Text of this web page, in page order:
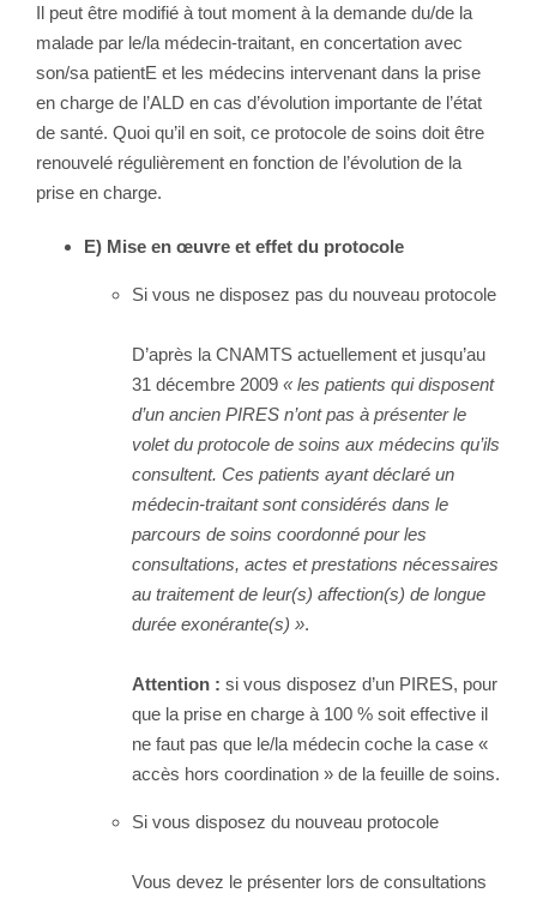
Il peut être modifié à tout moment à la demande du/de la
malade par le/la médecin-traitant, en concertation avec
son/sa patientE et les médecins intervenant dans la prise
en charge de l’ALD en cas d’évolution importante de l’état
de santé. Quoi qu’il en soit, ce protocole de soins doit être
renouvelé régulièrement en fonction de l’évolution de la
prise en charge.
E) Mise en œuvre et effet du protocole
Si vous ne disposez pas du nouveau protocole
D’après la CNAMTS actuellement et jusqu’au
31 décembre 2009 « les patients qui disposent
d’un ancien PIRES n’ont pas à présenter le
volet du protocole de soins aux médecins qu’ils
consultent. Ces patients ayant déclaré un
médecin-traitant sont considérés dans le
parcours de soins coordonné pour les
consultations, actes et prestations nécessaires
au traitement de leur(s) affection(s) de longue
durée exonérante(s) ».
Attention : si vous disposez d’un PIRES, pour
que la prise en charge à 100 % soit effective il
ne faut pas que le/la médecin coche la case «
accès hors coordination » de la feuille de soins.
Si vous disposez du nouveau protocole
Vous devez le présenter lors de consultations